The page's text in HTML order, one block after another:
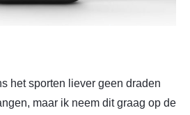
het sporten liever geen draden
maar ik neem dit graag op de